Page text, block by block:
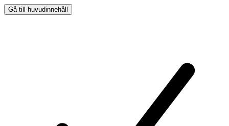
Gå till huvudinnehåll